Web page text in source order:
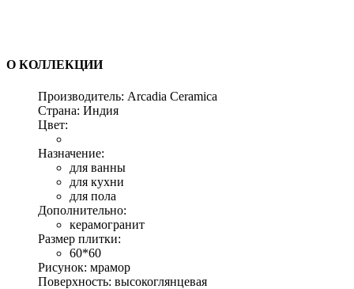
О КОЛЛЕКЦИИ
Производитель: Arcadia Ceramica
Страна: Индия
Цвет:
Назначение:
для ванны
для кухни
для пола
Дополнительно:
керамогранит
Размер плитки:
60*60
Рисунок: мрамор
Поверхность: высокоглянцевая